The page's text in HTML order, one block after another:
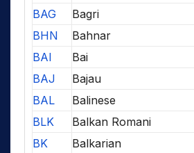
BAG
Bagri
BHN
Bahnar
BAI
Bai
BAJ
Bajau
BAL
Balinese
BLK
Balkan Romani
BK
Balkarian